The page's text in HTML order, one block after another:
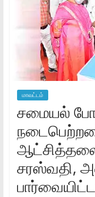
மாவட்டம்
சமையல்
சரஸ்வதி,